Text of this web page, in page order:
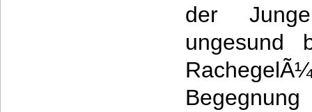
der
ungesund